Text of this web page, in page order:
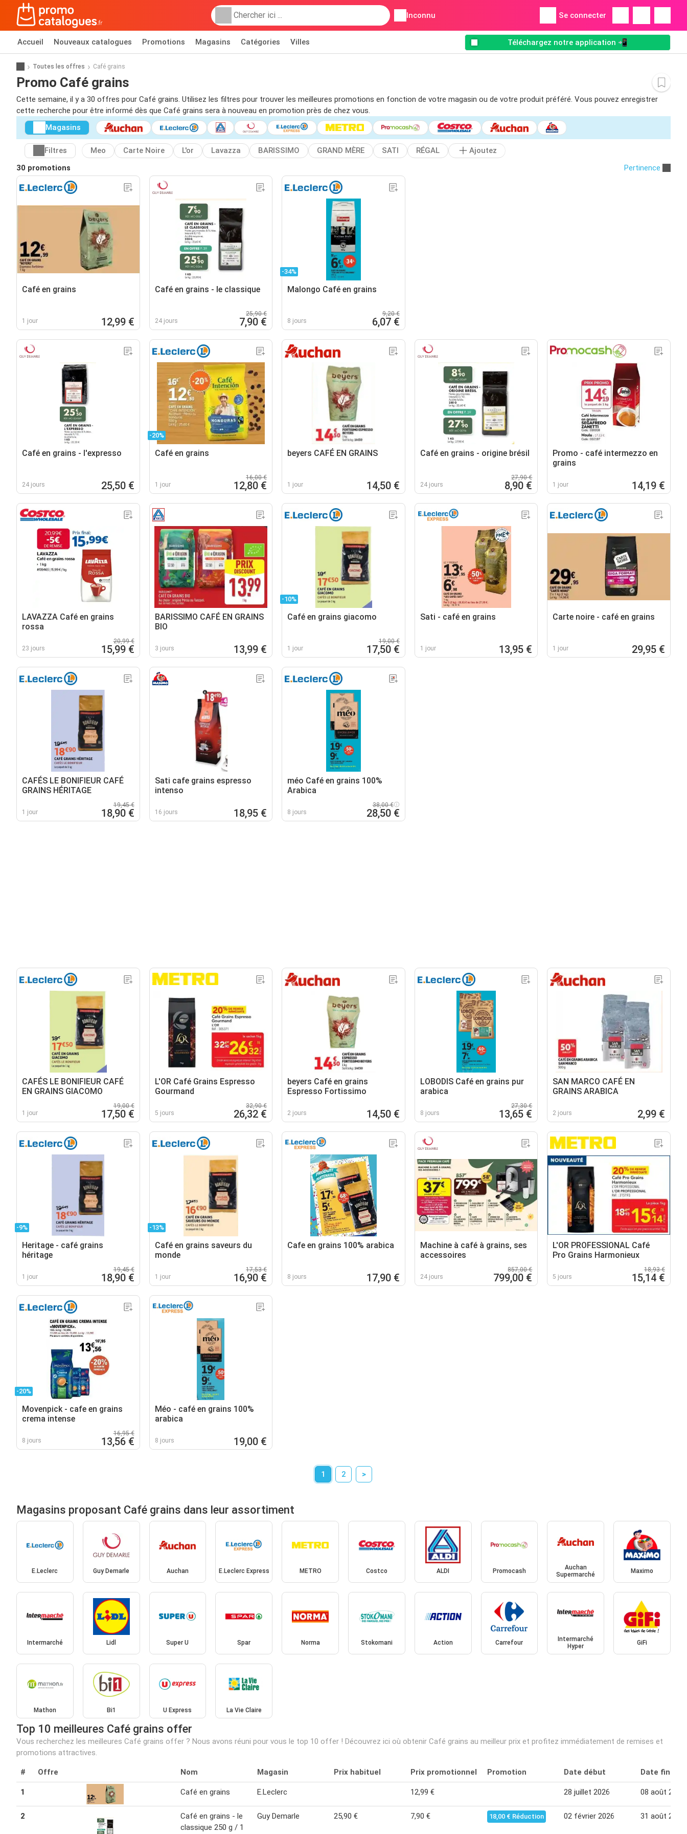
Inconnu Se connecter
Accueil Nouveaux catalogues Promotions Magasins Catégories Villes Téléchargez notre application 📲
Toutes les offres Café grains
Promo Café grains
Cette semaine, il y a 30 offres pour Café grains. Utilisez les filtres pour trouver les meilleures promotions en fonction de votre magasin ou de votre produit préféré. Vous pouvez enregistrer
cette recherche pour être informé dès que Café grains sera à nouveau en promotion près de chez vous.
Magasins
Filtres Meo Carte Noire L'or Lavazza BARISSIMO GRAND MÈRE SATI RÉGAL
Ajoutez
30 promotions
Pertinence
Café en grains
1 jour 12,99 €
Café en grains - le classique
24 jours
25,90 €
7,90 €
-34%
Malongo Café en grains
8 jours
9,20 €
6,07 €
Café en grains - l'expresso
24 jours 25,50 €
-20%
Café en grains
1 jour
16,00 €
12,80 €
beyers CAFÉ EN GRAINS
1 jour 14,50 €
Café en grains - origine brésil
24 jours
27,90 €
8,90 €
Promo - café intermezzo en
grains
1 jour 14,19 €
LAVAZZA Café en grains
rossa
23 jours
20,99 €
15,99 €
BARISSIMO CAFÉ EN GRAINS
BIO
3 jours 13,99 €
-10%
Café en grains giacomo
1 jour
19,00 €
17,50 €
Sati - café en grains
1 jour 13,95 €
Carte noire - café en grains
1 jour 29,95 €
CAFÉS LE BONIFIEUR CAFÉ
GRAINS HÉRITAGE
1 jour
19,45 €
18,90 €
Sati cafe grains espresso
intenso
16 jours 18,95 €
méo Café en grains 100%
Arabica
8 jours
38,00 €
28,50 €
CAFÉS LE BONIFIEUR CAFÉ
EN GRAINS GIACOMO
1 jour
19,00 €
17,50 €
L'OR Café Grains Espresso
Gourmand
5 jours
32,90 €
26,32 €
beyers Café en grains
Espresso Fortissimo
2 jours 14,50 €
LOBODIS Café en grains pur
arabica
8 jours
27,30 €
13,65 €
SAN MARCO CAFÉ EN
GRAINS ARABICA
2 jours 2,99 €
-9%
Heritage - café grains
héritage
1 jour
19,45 €
18,90 €
-13%
Café en grains saveurs du
monde
1 jour
17,53 €
16,90 €
Cafe en grains 100% arabica
8 jours 17,90 €
Machine à café à grains, ses
accessoires
24 jours
857,00 €
799,00 €
L'OR PROFESSIONAL Café
Pro Grains Harmonieux
5 jours
18,93 €
15,14 €
-20%
Movenpick - cafe en grains
crema intense
8 jours
16,95 €
13,56 €
Méo - café en grains 100%
arabica
8 jours 19,00 €
1 2 >
Magasins proposant Café grains dans leur assortiment
E.Leclerc Guy Demarle Auchan E.Leclerc Express METRO Costco ALDI Promocash
Auchan
Supermarché
Maximo
Intermarché Lidl Super U Spar Norma Stokomani Action Carrefour
Intermarché
Hyper
GiFi
Mathon Bi1 U Express La Vie Claire
Top 10 meilleures Café grains offer
Vous recherchez les meilleures Café grains offer ? Nous avons réuni pour vous le top 10 offer ! Découvrez ici où obtenir Café grains au meilleur prix et profitez immédiatement de remises et
promotions attractives.
# Offre Nom Magasin Prix habituel Prix promotionnel Promotion Date début Date fin
1 Café en grains E.Leclerc 12,99 € 28 juillet 2026 08 août 2026
2
Café en grains - le
classique 250 g / 1
Guy Demarle 25,90 € 7,90 € 18,00 € Réduction 02 février 2026 31 août 2026